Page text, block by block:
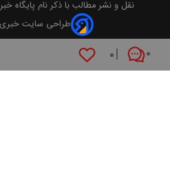
۰ ۰
نقل و نشر مطالب با ذکر نام پايگاه
طراحی سایت خبری